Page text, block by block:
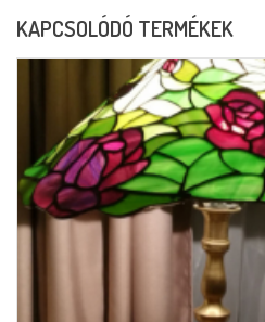
KAPCSOLÓDÓ TERMÉKEK